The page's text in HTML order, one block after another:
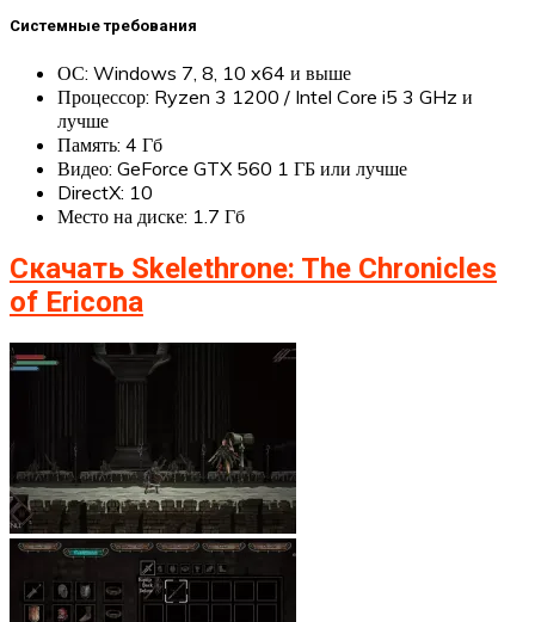
Системные требования
ОС: Windows 7, 8, 10 x64 и выше
Процессор: Ryzen 3 1200 / Intel Core i5 3 GHz и
лучше
Память: 4 Гб
Видео: GeForce GTX 560 1 ГБ или лучше
DirectX: 10
Место на диске: 1.7 Гб
Скачать Skelethrone: The Chronicles
of Ericona